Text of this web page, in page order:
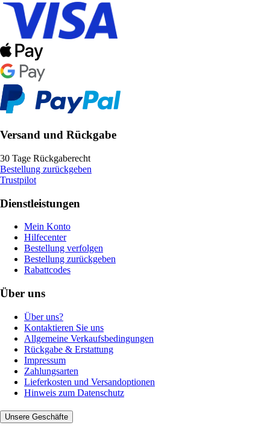
Versand und Rückgabe
30 Tage Rückgaberecht
Bestellung zurückgeben
Trustpilot
Dienstleistungen
Mein Konto
Hilfecenter
Bestellung verfolgen
Bestellung zurückgeben
Rabattcodes
Über uns
Über uns?
Kontaktieren Sie uns
Allgemeine Verkaufsbedingungen
Rückgabe & Erstattung
Impressum
Zahlungsarten
Lieferkosten und Versandoptionen
Hinweis zum Datenschutz
Unsere Geschäfte